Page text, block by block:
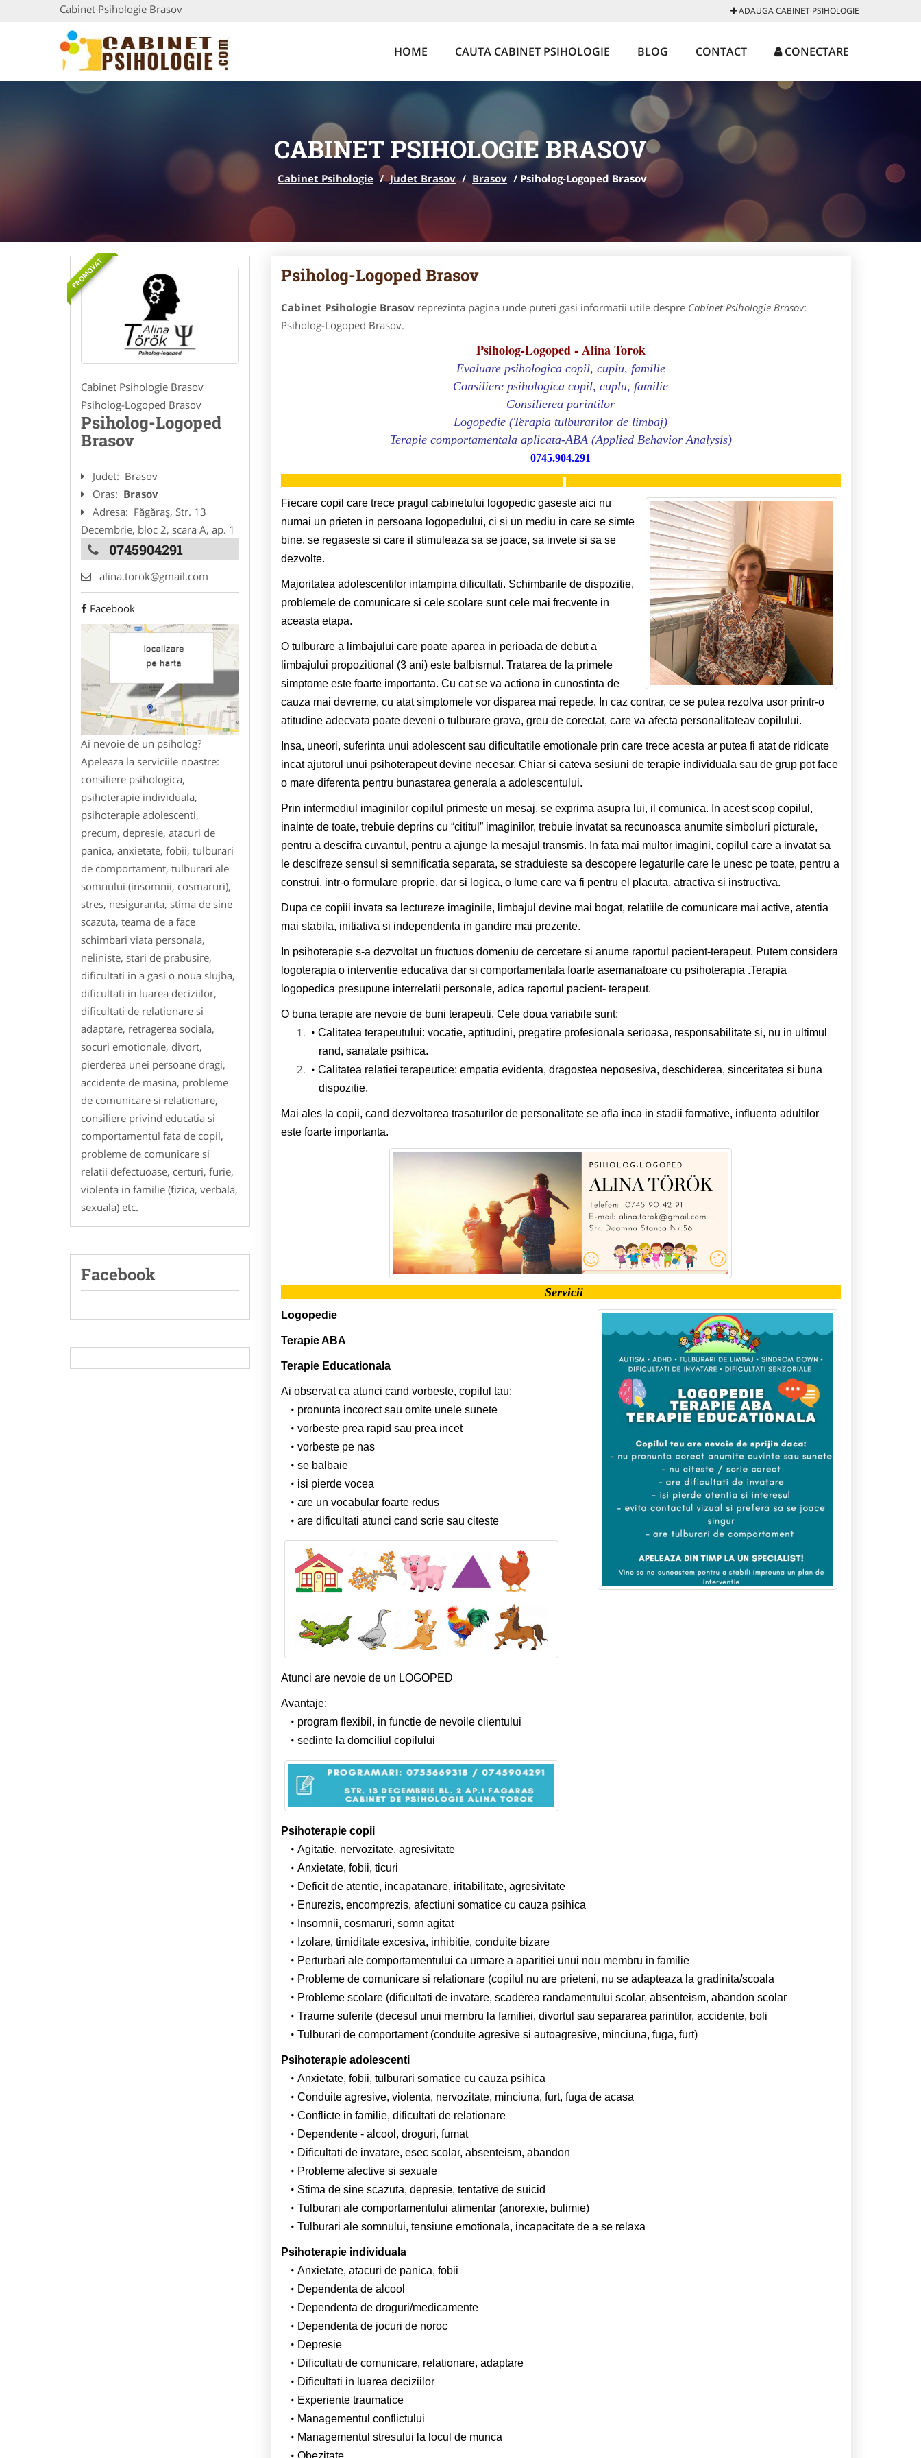
Cabinet Psihologie Brasov ADAUGA CABINET PSIHOLOGIE
HOME CAUTA CABINET PSIHOLOGIE BLOG CONTACT CONECTARE
CABINET PSIHOLOGIE BRASOV
Cabinet Psihologie / Judet Brasov / Brasov / Psiholog-Logoped Brasov
PROMOVAT
Cabinet Psihologie Brasov
Psiholog-Logoped Brasov
Psiholog-Logoped
Brasov
Judet: Brasov
Oras: Brasov
Adresa: Făgăraș, Str. 13
Decembrie, bloc 2, scara A, ap. 1
0745904291
alina.torok@gmail.com
Facebook
Ai nevoie de un psiholog?
Apeleaza la serviciile noastre:
consiliere psihologica,
psihoterapie individuala,
psihoterapie adolescenti,
precum, depresie, atacuri de
panica, anxietate, fobii, tulburari
de comportament, tulburari ale
somnului (insomnii, cosmaruri),
stres, nesiguranta, stima de sine
scazuta, teama de a face
schimbari viata personala,
neliniste, stari de prabusire,
dificultati in a gasi o noua slujba,
dificultati in luarea deciziilor,
dificultati de relationare si
adaptare, retragerea sociala,
socuri emotionale, divort,
pierderea unei persoane dragi,
accidente de masina, probleme
de comunicare si relationare,
consiliere privind educatia si
comportamentul fata de copil,
probleme de comunicare si
relatii defectuoase, certuri, furie,
violenta in familie (fizica, verbala,
sexuala) etc.
Facebook
Psiholog-Logoped Brasov
Cabinet Psihologie Brasovreprezinta pagina unde puteti gasi informatii utile despre Cabinet Psihologie Brasov:
Psiholog-Logoped Brasov.
Psiholog-Logoped - Alina Torok
Evaluare psihologica copil, cuplu, familie
Consiliere psihologica copil, cuplu, familie
Consilierea parintilor
Logopedie (Terapia tulburarilor de limbaj)
Terapie comportamentala aplicata-ABA (Applied Behavior Analysis)
0745.904.291
Fiecare copil care trece pragul cabinetului logopedic gaseste aici nu
numai un prieten in persoana logopedului, ci si un mediu in care se simte
bine, se regaseste si care il stimuleaza sa se joace, sa invete si sa se
dezvolte.
Majoritatea adolescentilor intampina dificultati. Schimbarile de dispozitie,
problemele de comunicare si cele scolare sunt cele mai frecvente in
aceasta etapa.
O tulburare a limbajului care poate aparea in perioada de debut a
limbajului propozitional (3 ani) este balbismul. Tratarea de la primele
simptome este foarte importanta. Cu cat se va actiona in cunostinta de
cauza mai devreme, cu atat simptomele vor disparea mai repede. In caz contrar, ce se putea rezolva usor printr-o
atitudine adecvata poate deveni o tulburare grava, greu de corectat, care va afecta personalitateav copilului.
Insa, uneori, suferinta unui adolescent sau dificultatile emotionale prin care trece acesta ar putea fi atat de ridicate
incat ajutorul unui psihoterapeut devine necesar. Chiar si cateva sesiuni de terapie individuala sau de grup pot face
o mare diferenta pentru bunastarea generala a adolescentului.
Prin intermediul imaginilor copilul primeste un mesaj, se exprima asupra lui, il comunica. In acest scop copilul,
inainte de toate, trebuie deprins cu “cititul” imaginilor, trebuie invatat sa recunoasca anumite simboluri picturale,
pentru a descifra cuvantul, pentru a ajunge la mesajul transmis. In fata mai multor imagini, copilul care a invatat sa
le descifreze sensul si semnificatia separata, se straduieste sa descopere legaturile care le unesc pe toate, pentru a
construi, intr-o formulare proprie, dar si logica, o lume care va fi pentru el placuta, atractiva si instructiva.
Dupa ce copiii invata sa lectureze imaginile, limbajul devine mai bogat, relatiile de comunicare mai active, atentia
mai stabila, initiativa si independenta in gandire mai prezente.
In psihoterapie s-a dezvoltat un fructuos domeniu de cercetare si anume raportul pacient-terapeut. Putem considera
logoterapia o interventie educativa dar si comportamentala foarte asemanatoare cu psihoterapia .Terapia
logopedica presupune interrelatii personale, adica raportul pacient- terapeut.
O buna terapie are nevoie de buni terapeuti. Cele doua variabile sunt:
Calitatea terapeutului: vocatie, aptitudini, pregatire profesionala serioasa, responsabilitate si, nu in ultimul
rand, sanatate psihica.
Calitatea relatiei terapeutice: empatia evidenta, dragostea neposesiva, deschiderea, sinceritatea si buna
dispozitie.
Mai ales la copii, cand dezvoltarea trasaturilor de personalitate se afla inca in stadii formative, influenta adultilor
este foarte importanta.
Servicii
Logopedie
Terapie ABA
Terapie Educationala
Ai observat ca atunci cand vorbeste, copilul tau:
pronunta incorect sau omite unele sunete
vorbeste prea rapid sau prea incet
vorbeste pe nas
se balbaie
isi pierde vocea
are un vocabular foarte redus
are dificultati atunci cand scrie sau citeste
Atunci are nevoie de un LOGOPED
Avantaje:
program flexibil, in functie de nevoile clientului
sedinte la domciliul copilului
Psihoterapie copii
Agitatie, nervozitate, agresivitate
Anxietate, fobii, ticuri
Deficit de atentie, incapatanare, iritabilitate, agresivitate
Enurezis, encomprezis, afectiuni somatice cu cauza psihica
Insomnii, cosmaruri, somn agitat
Izolare, timiditate excesiva, inhibitie, conduite bizare
Perturbari ale comportamentului ca urmare a aparitiei unui nou membru in familie
Probleme de comunicare si relationare (copilul nu are prieteni, nu se adapteaza la gradinita/scoala
Probleme scolare (dificultati de invatare, scaderea randamentului scolar, absenteism, abandon scolar
Traume suferite (decesul unui membru la familiei, divortul sau separarea parintilor, accidente, boli
Tulburari de comportament (conduite agresive si autoagresive, minciuna, fuga, furt)
Psihoterapie adolescenti
Anxietate, fobii, tulburari somatice cu cauza psihica
Conduite agresive, violenta, nervozitate, minciuna, furt, fuga de acasa
Conflicte in familie, dificultati de relationare
Dependente - alcool, droguri, fumat
Dificultati de invatare, esec scolar, absenteism, abandon
Probleme afective si sexuale
Stima de sine scazuta, depresie, tentative de suicid
Tulburari ale comportamentului alimentar (anorexie, bulimie)
Tulburari ale somnului, tensiune emotionala, incapacitate de a se relaxa
Psihoterapie individuala
Anxietate, atacuri de panica, fobii
Dependenta de alcool
Dependenta de droguri/medicamente
Dependenta de jocuri de noroc
Depresie
Dificultati de comunicare, relationare, adaptare
Dificultati in luarea deciziilor
Experiente traumatice
Managementul conflictului
Managementul stresului la locul de munca
Obezitate